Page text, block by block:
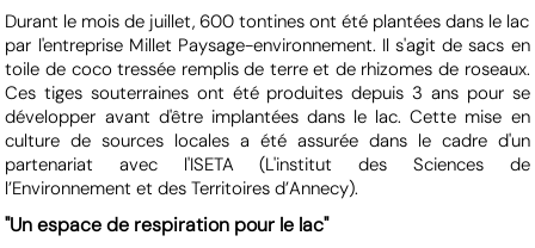
Durant le mois de juillet, 600 tontines ont été plantées dans le lac
par l'entreprise Millet Paysage-environnement. Il s'agit de sacs en
toile de coco tressée remplis de terre et de rhizomes de roseaux.
Ces tiges souterraines ont été produites depuis 3 ans pour se
développer avant d'être implantées dans le lac. Cette mise en
culture de sources locales a été assurée dans le cadre d'un
partenariat avec l'ISETA (L'institut des Sciences de
l’Environnement et des Territoires d’Annecy).
"Un espace de respiration pour le lac"